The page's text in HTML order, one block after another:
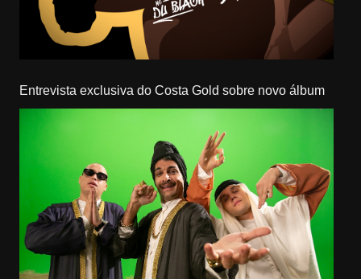
Entrevista exclusiva do Costa Gold sobre novo álbum